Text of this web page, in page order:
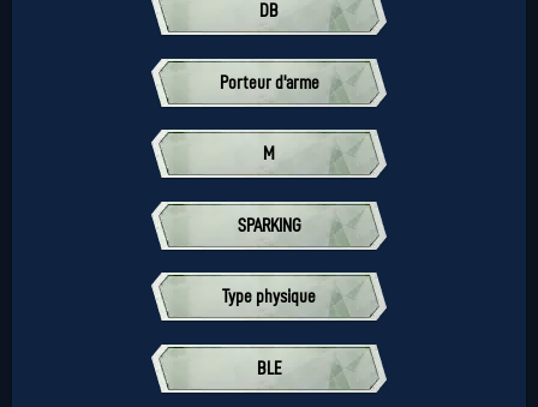
DB
Porteur d'arme
M
SPARKING
Type physique
BLE